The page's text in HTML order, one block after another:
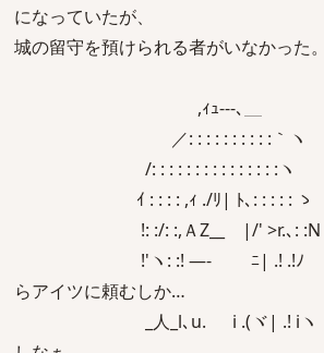
になっていたが、
城の留守を預けられる者がいなかった。
,ｨｭ-‐-､＿
／: : : : : : : : : :｀ヽ
/: : : : : : : : : : : : : : :ヽ
ｲ : : : : ,ｨ ./ﾘ| ﾄ､: : : : : ゝ
!: :/: :,ＡZ__ |/' >r.､: :N
!'ヽ: :! ―- ﾆ| .! .!ﾉ
らアイツに頼むしか…
_人_l､u. i .(ヾ| .! iヽ